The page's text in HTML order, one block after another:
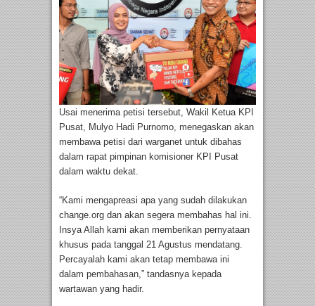
Usai menerima petisi tersebut, Wakil Ketua KPI
Pusat, Mulyo Hadi Purnomo, menegaskan akan
membawa petisi dari warganet untuk dibahas
dalam rapat pimpinan komisioner KPI Pusat
dalam waktu dekat.
“Kami mengapreasi apa yang sudah dilakukan
change.org dan akan segera membahas hal ini.
Insya Allah kami akan memberikan pernyataan
khusus pada tanggal 21 Agustus mendatang.
Percayalah kami akan tetap membawa ini
dalam pembahasan,” tandasnya kepada
wartawan yang hadir.